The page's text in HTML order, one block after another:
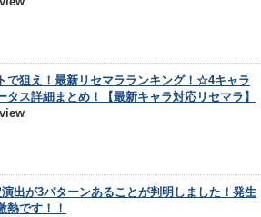
で狙え！最新リセマラランキング！☆4キャラ
タス詳細まとめ！【最新キャラ対応リセマラ】
出が3パターンあることが判明しました！発生
熱です！！